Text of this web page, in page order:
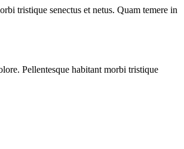
tristique senectus et netus. Quam temere in
Pellentesque habitant morbi tristique